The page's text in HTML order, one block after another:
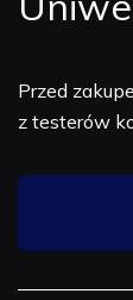
Przed
z testerów